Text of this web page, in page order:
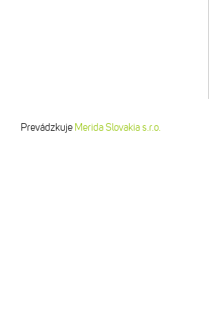
Prevádzkuje Merida Slovakia s.r.o.